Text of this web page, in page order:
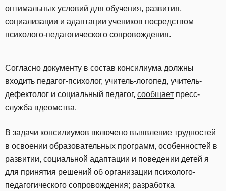
оптимальных условий для обучения, развития,
социализации и адаптации учеников посредством
психолого-педагогического сопровождения.
Согласно документу в состав консилиума должны
входить педагог-психолог, учитель-логопед, учитель-
дефектолог и социальный педагог, сообщает пресс-
служба вдеомства.
В задачи консилиумов включено выявление трудностей
в освоении образовательных программ, особенностей в
развитии, социальной адаптации и поведении детей я
для принятия решений об организации психолого-
педагогического сопровождения; разработка